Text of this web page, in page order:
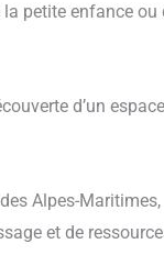
petite enfance ou
d’un
Alpes-
et de